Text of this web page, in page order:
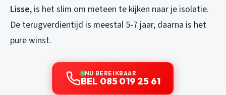
Lisse, is het slim om meteen te kijken naar je isolatie.
De terugverdientijd is meestal 5-7 jaar, daarna is het
pure winst.
NU BEREIKBAAR
BEL 085 019 25 61